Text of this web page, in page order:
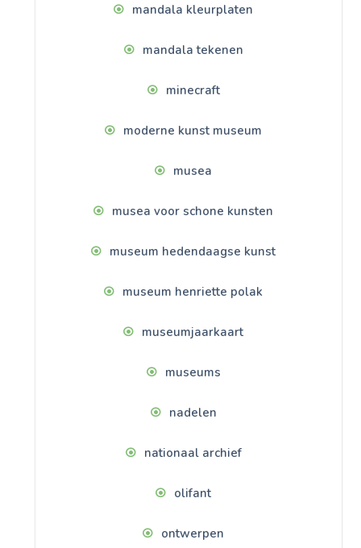
mandala kleurplaten
mandala tekenen
minecraft
moderne kunst museum
musea
musea voor schone kunsten
museum hedendaagse kunst
museum henriette polak
museumjaarkaart
museums
nadelen
nationaal archief
olifant
ontwerpen